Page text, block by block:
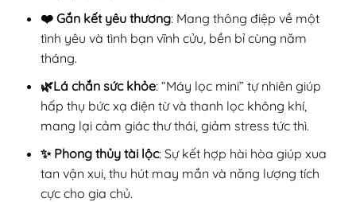
❤️ Gắn kết yêu thương: Mang thông điệp về một
tình yêu và tình bạn vĩnh cửu, bền bỉ cùng năm
tháng.
🌿Lá chắn sức khỏe: “Máy lọc mini” tự nhiên giúp
hấp thụ bức xạ điện từ và thanh lọc không khí,
mang lại cảm giác thư thái, giảm stress tức thì.
✨ Phong thủy tài lộc: Sự kết hợp hài hòa giúp xua
tan vận xui, thu hút may mắn và năng lượng tích
cực cho gia chủ.